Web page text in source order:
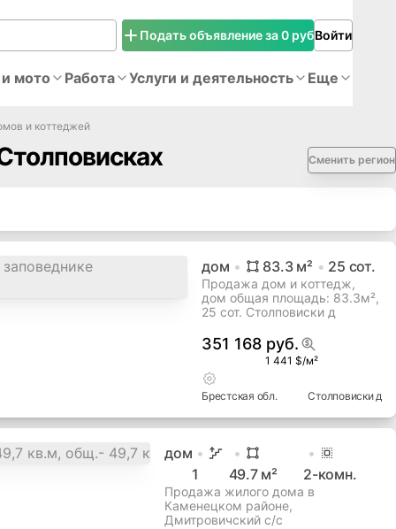
Подать объявление за 0 рубВойти
мото Работа Услуги и деятельность Еще
и коттеджей
Сменить регион
дом 83.3м² 25 сот.
Продажа дом и коттедж,
дом общая площадь: 83.3м²,
25 сот. Столповиски д
351 168 руб.
1 441 $/м²
Брестская обл. Столповиски д
дом
1
49.7м² 2-комн.
Продажа жилого дома в
Каменецком районе,
Дмитровичский с/с